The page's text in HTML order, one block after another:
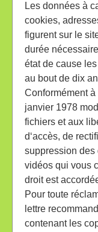
Les données à
cookies,
figurent sur le
durée
état de cause
au bout de dix
Conformément
janvier 1978
fichiers et aux
d‘accès, de
suppression des
vidéos qui vous
droit est
Pour toute
lettre
contenant les